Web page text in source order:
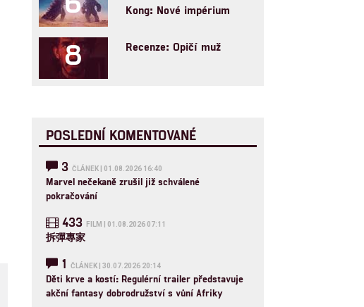
Kong: Nové impérium
8 Recenze: Opičí muž
POSLEDNÍ KOMENTOVANÉ
3 ČLÁNEK | 01.08.2026 16:40
Marvel nečekaně zrušil již schválené
pokračování
433 FILM | 01.08.2026 07:11
拆彈專家
1 ČLÁNEK | 30.07.2026 20:14
Děti krve a kostí: Regulérní trailer představuje
akční fantasy dobrodružství s vůní Afriky